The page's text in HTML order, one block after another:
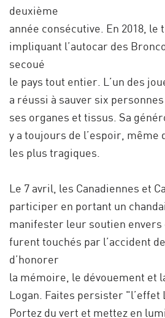
deuxième
année consécutive. En 2018, le
impliquant l’autocar des
secoué
le pays tout entier. L’un des
a réussi à sauver six
ses organes et tissus. Sa
y a toujours de l’espoir, même
les plus tragiques.
Le 7 avril, les Canadiennes et
participer en portant un
manifester leur soutien envers
furent touchés par l’accident
d’honorer
la mémoire, le dévouement et
Logan. Faites persister "l’effet
Portez du vert et mettez en